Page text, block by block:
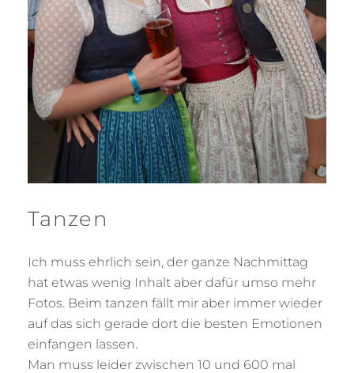
Tanzen
Ich muss ehrlich sein, der ganze Nachmittag
hat etwas wenig Inhalt aber dafür umso mehr
Fotos. Beim tanzen fällt mir aber immer wieder
auf das sich gerade dort die besten Emotionen
einfangen lassen.
Man muss leider zwischen 10 und 600 mal